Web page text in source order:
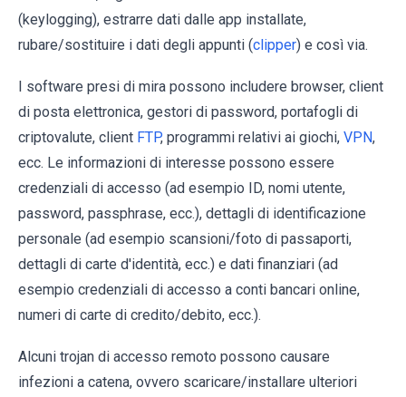
(keylogging), estrarre dati dalle app installate,
rubare/sostituire i dati degli appunti (clipper) e così via.
I software presi di mira possono includere browser, client
di posta elettronica, gestori di password, portafogli di
criptovalute, client FTP, programmi relativi ai giochi, VPN,
ecc. Le informazioni di interesse possono essere
credenziali di accesso (ad esempio ID, nomi utente,
password, passphrase, ecc.), dettagli di identificazione
personale (ad esempio scansioni/foto di passaporti,
dettagli di carte d'identità, ecc.) e dati finanziari (ad
esempio credenziali di accesso a conti bancari online,
numeri di carte di credito/debito, ecc.).
Alcuni trojan di accesso remoto possono causare
infezioni a catena, ovvero scaricare/installare ulteriori